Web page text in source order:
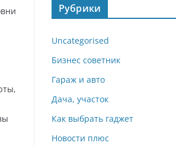
Рубрики
Uncategorised
Бизнес советник
Гараж и авто
Дача, участок
Как выбрать гаджет
Новости плюс